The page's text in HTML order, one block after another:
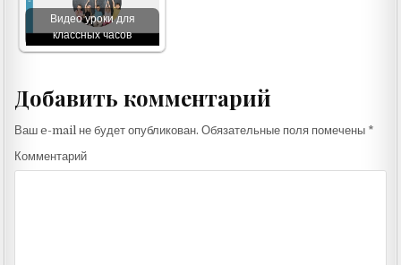
Видео уроки для
классных часов
Добавить комментарий
Ваш e-mail не будет опубликован. Обязательные поля помечены *
Комментарий